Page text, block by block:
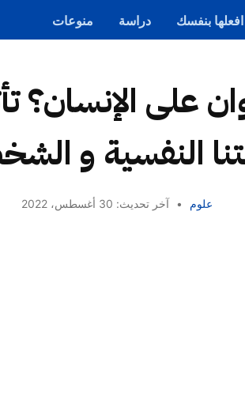
افعلها بنفسك دراسة منوعات
على الإنسان؟
النفسية و
علوم • آخر تحديث: 30 أغسطس، 2022